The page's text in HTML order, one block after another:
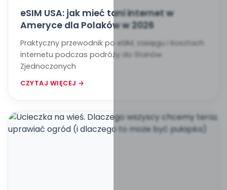
eSIM USA: jak mieć tani internet w
Ameryce dla Polaków w 2026
Praktyczny przewodnik po eSIM, zasięgu i kosztach
internetu podczas podróży do Stanów
Zjednoczonych
CZYTAJ WIĘCEJ →